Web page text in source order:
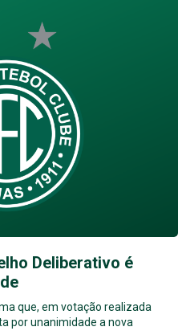
Deliberativo é
que, em votação realizada
por unanimidade a nova